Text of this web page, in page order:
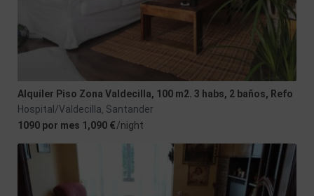
Alquiler Piso Zona Valdecilla, 100 m2. 3 habs, 2 baños, Refo
Hospital/Valdecilla Santander
1090 por mes 1,090 €/night